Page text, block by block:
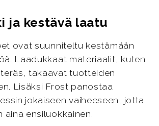
ja kestävä laatu
ovat suunniteltu kestämään
Laadukkaat materiaalit, kuten
takaavat tuotteiden
Lisäksi Frost panostaa
jokaiseen vaiheeseen, jotta
aina ensiluokkainen.